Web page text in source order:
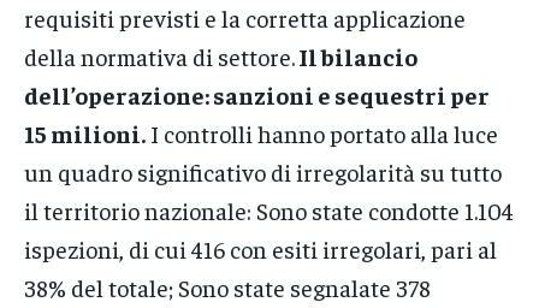
requisiti previsti e la corretta applicazione
della normativa di settore.Il bilancio
dell’operazione: sanzioni e sequestri per
15 milioni. I controlli hanno portato alla luce
un quadro significativo di irregolarità su tutto
il territorio nazionale: Sono state condotte 1.104
ispezioni, di cui 416 con esiti irregolari, pari al
38% del totale; Sono state segnalate 378